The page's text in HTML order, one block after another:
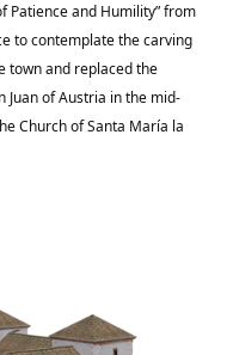
Patience and Humility” from
to contemplate the carving
town and replaced the
Juan of Austria in the mid-
Church of Santa María la